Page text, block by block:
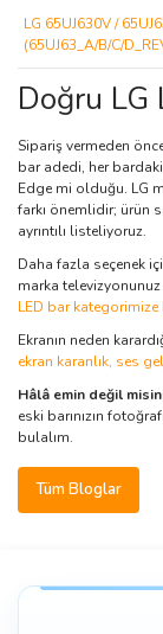
LG 65UJ630V /
(65UJ63_A/B/C/
Doğru LG
Sipariş vermeden
bar adedi, her
Edge mi olduğu. LG
farkı önemlidir; ürün
ayrıntılı listeliyoruz.
Daha fazla seçenek
marka
LED bar kategorimize
Ekranın neden
ekran karanlık, ses
Hâlâ emin değil
eski barınızın
bulalım.
Tüm Bloglar